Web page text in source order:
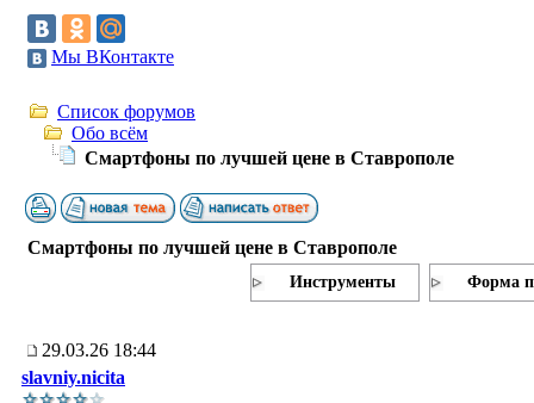
Мы ВКонтакте
Список форумов
Обо всём
Смартфоны по лучшей цене в Ставрополе
Смартфоны по лучшей цене в Ставрополе
Инструменты Форма
29.03.26 18:44
slavniy.nicita